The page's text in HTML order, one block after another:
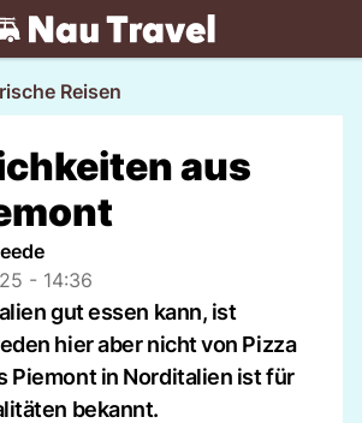
Reisen
aus
- 14:36
gut essen kann, ist
hier aber nicht von Pizza
Piemont in Norditalien ist für
bekannt.